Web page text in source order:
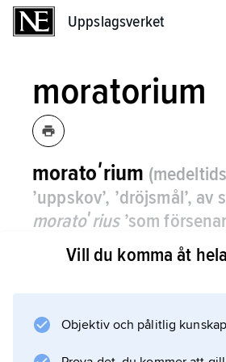
Uppslagsverket
moratorium
moratoʹrium
’uppskov’, ’dröjsmål’, av
moratoʹrius’som
moʹror’försena’)
anstånd med betalning
krisförhållanden i samhället
Vill du komma åt
Objektiv och pålitlig